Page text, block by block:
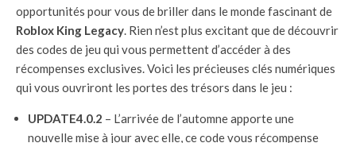
opportunités pour vous de briller dans le monde fascinant de
Roblox King Legacy. Rien n’est plus excitant que de découvrir
des codes de jeu qui vous permettent d’accéder à des
récompenses exclusives. Voici les précieuses clés numériques
qui vous ouvriront les portes des trésors dans le jeu :
UPDATE4.0.2 – L’arrivée de l’automne apporte une
nouvelle mise à jour avec elle, ce code vous récompense